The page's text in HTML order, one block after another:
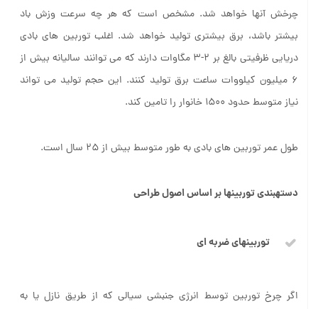
چرخش آنها خواهد شد. مشخص است که هر چه سرعت وزش باد
بیشتر باشد، برق بیشتری تولید خواهد شد. اغلب توربین های بادی
دریایی ظرفیتی بالغ بر 2-3 مگاوات دارند که می توانند سالیانه بیش از
6 میلیون کیلووات ساعت برق تولید کنند. این حجم تولید می تواند
نیاز متوسط حدود 1500 خانوار را تامین کند.
طول عمر توربین های بادی به طور متوسط بیش از 25 سال است.
دسته­بندی توربین­ها بر اساس اصول طراحی
توربین­های ضربه ای
اگر چرخ توربین توسط انرژی جنبشی سیالی که از طریق نازل یا به